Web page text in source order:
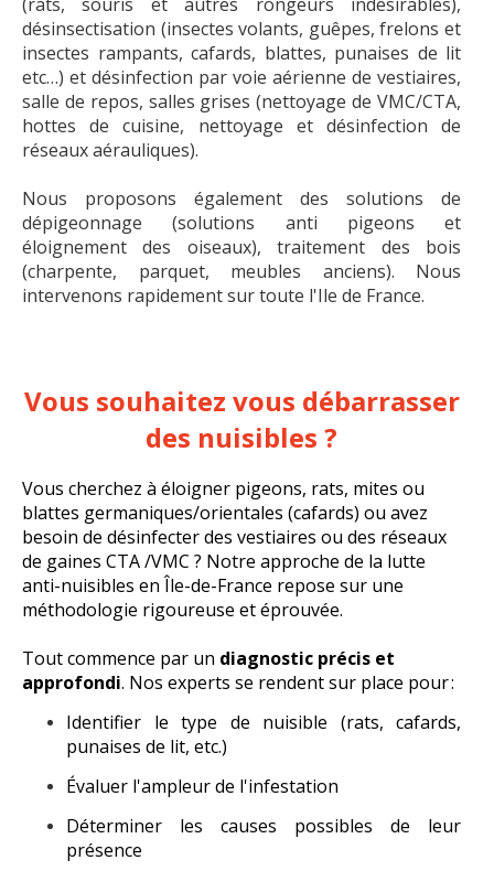
désinsectisation (insectes volants, guêpes, frelons et
insectes rampants, cafards, blattes, punaises de lit
etc…) et désinfection par voie aérienne de vestiaires,
salle de repos, salles grises (nettoyage de VMC/CTA,
hottes de cuisine, nettoyage et désinfection de
réseaux aérauliques).
Nous proposons également des solutions de
dépigeonnage (solutions anti pigeons et
éloignement des oiseaux), traitement des bois
(charpente, parquet, meubles anciens). Nous
intervenons rapidement sur toute l'Ile de France.
Vous souhaitez vous débarrasser
des nuisibles ?
Vous cherchez à éloigner pigeons, rats, mites ou
blattes germaniques/orientales (cafards) ou avez
besoin de désinfecter des vestiaires ou des réseaux
de gaines CTA /VMC ? Notre approche de la lutte
anti-nuisibles en Île-de-France repose sur une
méthodologie rigoureuse et éprouvée.
Tout commence par un diagnostic précis et
approfondi. Nos experts se rendent sur place pour :
Identifier le type de nuisible (rats, cafards,
punaises de lit, etc.)
Évaluer l'ampleur de l'infestation
Déterminer les causes possibles de leur
présence